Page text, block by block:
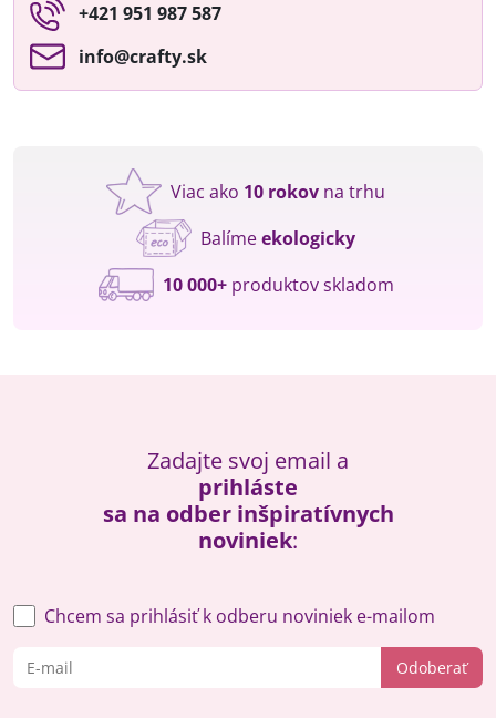
+421 951 987 587
info​@crafty​.sk
Viac ako 10 rokov na trhu
Balímeekologicky
10 000+produktov skladom
Zadajte svoj email a
prihláste
sa na odber inšpiratívnych
noviniek:
Odoberať
Chcem sa prihlásiť k odberu noviniek e-mailom